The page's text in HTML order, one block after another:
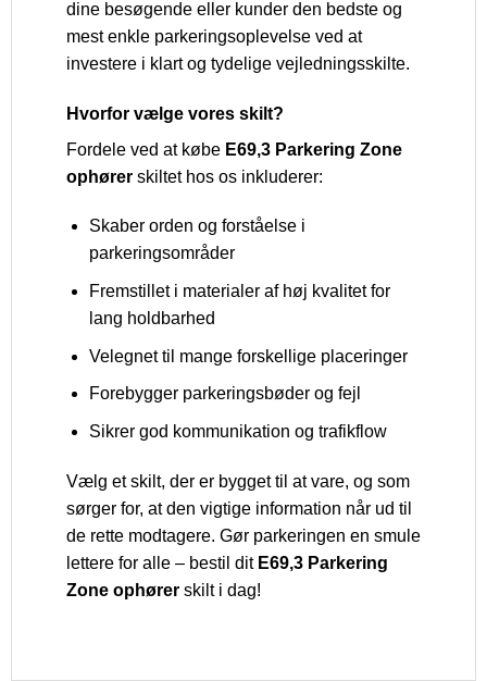
dine besøgende eller kunder den bedste og
mest enkle parkeringsoplevelse ved at
investere i klart og tydelige vejledningsskilte.
Hvorfor vælge vores skilt?
Fordele ved at købe E69,3 Parkering Zone
ophører skiltet hos os inkluderer:
Skaber orden og forståelse i
parkeringsområder
Fremstillet i materialer af høj kvalitet for
lang holdbarhed
Velegnet til mange forskellige placeringer
Forebygger parkeringsbøder og fejl
Sikrer god kommunikation og trafikflow
Vælg et skilt, der er bygget til at vare, og som
sørger for, at den vigtige information når ud til
de rette modtagere. Gør parkeringen en smule
lettere for alle – bestil dit E69,3 Parkering
Zone ophører skilt i dag!